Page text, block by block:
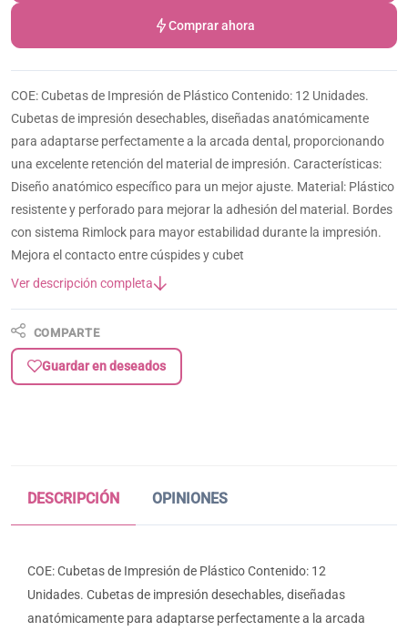
Comprar ahora
COE: Cubetas de Impresión de Plástico Contenido: 12 Unidades.
Cubetas de impresión desechables, diseñadas anatómicamente
para adaptarse perfectamente a la arcada dental, proporcionando
una excelente retención del material de impresión. Características:
Diseño anatómico específico para un mejor ajuste. Material: Plástico
resistente y perforado para mejorar la adhesión del material. Bordes
con sistema Rimlock para mayor estabilidad durante la impresión.
Mejora el contacto entre cúspides y cubet
Ver descripción completa
COMPARTE
Guardar en deseados
DESCRIPCIÓN OPINIONES
COE: Cubetas de Impresión de Plástico Contenido: 12
Unidades. Cubetas de impresión desechables, diseñadas
anatómicamente para adaptarse perfectamente a la arcada